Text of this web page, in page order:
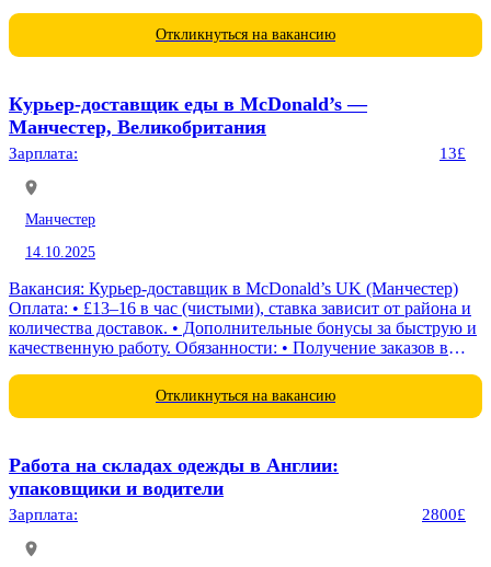
Откликнуться на вакансию
Курьер-доставщик еды в McDonald’s —
Манчестер, Великобритания
Зарплата: 13£
Манчестер
14.10.2025
Вакансия: Курьер-доставщик в McDonald’s UK (Манчестер)
Оплата: • £13–16 в час (чистыми), ставка зависит от района и
количества доставок. • Дополнительные бонусы за быструю и
качественную работу. Обязанности: • Получение заказов в
Откликнуться на вакансию
Работа на складах одежды в Англии:
упаковщики и водители
Зарплата: 2800£